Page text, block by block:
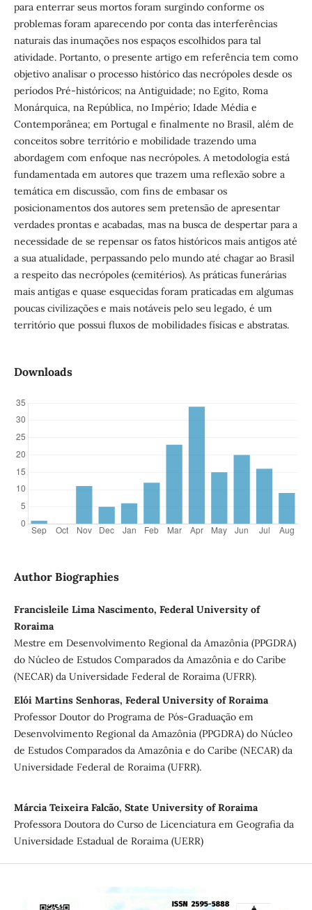
para enterrar seus mortos foram surgindo conforme os
problemas foram aparecendo por conta das interferências
naturais das inumações nos espaços escolhidos para tal
atividade. Portanto, o presente artigo em referência tem como
objetivo analisar o processo histórico das necrópoles desde os
períodos Pré-históricos; na Antiguidade; no Egito, Roma
Monárquica, na República, no Império; Idade Média e
Contemporânea; em Portugal e finalmente no Brasil, além de
conceitos sobre território e mobilidade trazendo uma
abordagem com enfoque nas necrópoles. A metodologia está
fundamentada em autores que trazem uma reflexão sobre a
temática em discussão, com fins de embasar os
posicionamentos dos autores sem pretensão de apresentar
verdades prontas e acabadas, mas na busca de despertar para a
necessidade de se repensar os fatos históricos mais antigos até
a sua atualidade, perpassando pelo mundo até chagar ao Brasil
a respeito das necrópoles (cemitérios). As práticas funerárias
mais antigas e quase esquecidas foram praticadas em algumas
poucas civilizações e mais notáveis pelo seu legado, é um
território que possui fluxos de mobilidades físicas e abstratas.
Downloads
Author Biographies
Francisleile Lima Nascimento, Federal University of
Roraima
Mestre em Desenvolvimento Regional da Amazônia (PPGDRA)
do Núcleo de Estudos Comparados da Amazônia e do Caribe
(NECAR) da Universidade Federal de Roraima (UFRR).
Elói Martins Senhoras, Federal University of Roraima
Professor Doutor do Programa de Pós-Graduação em
Desenvolvimento Regional da Amazônia (PPGDRA) do Núcleo
de Estudos Comparados da Amazônia e do Caribe (NECAR) da
Universidade Federal de Roraima (UFRR).
Márcia Teixeira Falcão, State University of Roraima
Professora Doutora do Curso de Licenciatura em Geografia da
Universidade Estadual de Roraima (UERR)